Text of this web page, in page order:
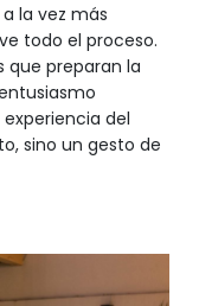
la vez más
todo el proceso.
que preparan la
del
sino un gesto de